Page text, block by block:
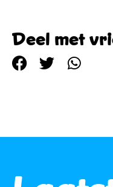
Deel met